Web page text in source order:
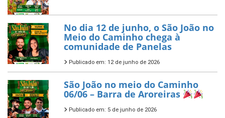
No dia 12 de junho, o São João no
Meio do Caminho chega à
comunidade de Panelas
Publicado em: 12 de junho de 2026
São João no meio do Caminho
06/06 – Barra de Aroreiras
Publicado em: 5 de junho de 2026